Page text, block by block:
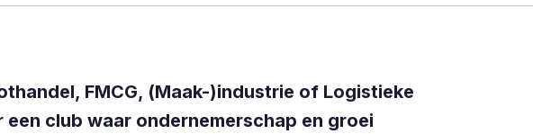
FMCG, (Maak-)industrie of Logistieke
club waar ondernemerschap en groei